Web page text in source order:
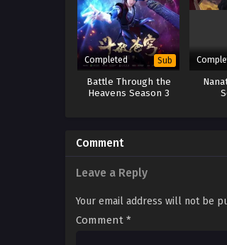
Completed Sub
Battle Through the
Heavens Season 3
Comment
Leave a Reply
Your email address will not be
Comment *